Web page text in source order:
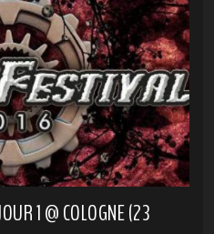
1 @ COLOGNE (23